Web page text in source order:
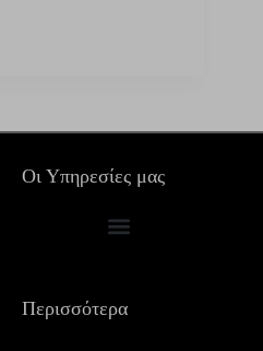
Οι Υπηρεσίες μας
Περισσότερα